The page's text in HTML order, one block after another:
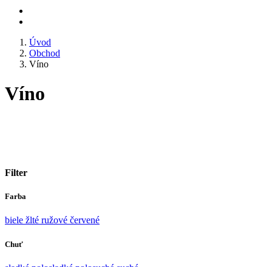
Úvod
Obchod
Víno
Víno
Filter
Farba
biele žlté ružové červené
Chuť